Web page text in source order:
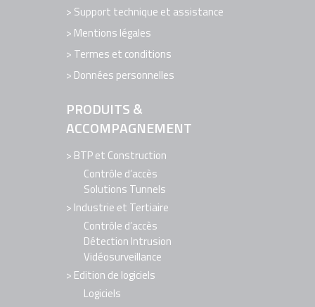
Support technique et assistance
Mentions légales
Termes et conditions
Données personnelles
PRODUITS &
ACCOMPAGNEMENT
BTP et Construction
Contrôle d’accès
Solutions Tunnels
Industrie et Tertiaire
Contrôle d’accès
Détection Intrusion
Vidéosurveillance
Edition de logiciels
Logiciels